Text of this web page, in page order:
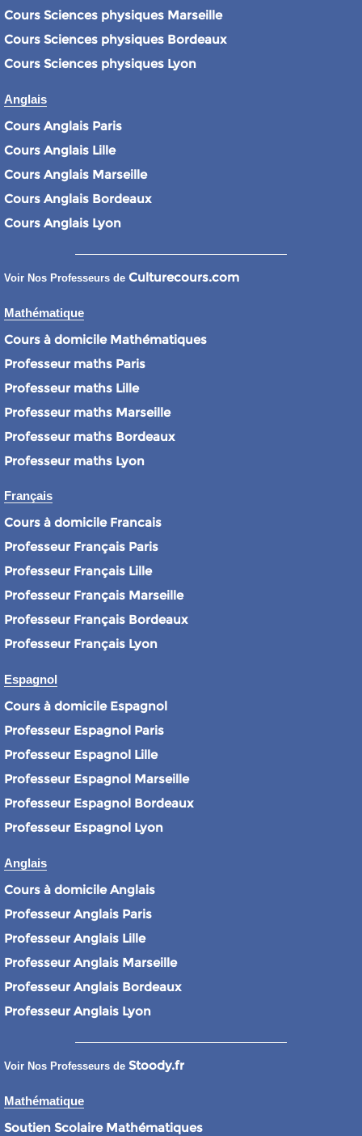
Cours Sciences physiques Marseille
Cours Sciences physiques Bordeaux
Cours Sciences physiques Lyon
Anglais
Cours Anglais Paris
Cours Anglais Lille
Cours Anglais Marseille
Cours Anglais Bordeaux
Cours Anglais Lyon
Voir Nos Professeurs de Culturecours.com
Mathématique
Cours à domicile Mathématiques
Professeur maths Paris
Professeur maths Lille
Professeur maths Marseille
Professeur maths Bordeaux
Professeur maths Lyon
Français
Cours à domicile Francais
Professeur Français Paris
Professeur Français Lille
Professeur Français Marseille
Professeur Français Bordeaux
Professeur Français Lyon
Espagnol
Cours à domicile Espagnol
Professeur Espagnol Paris
Professeur Espagnol Lille
Professeur Espagnol Marseille
Professeur Espagnol Bordeaux
Professeur Espagnol Lyon
Anglais
Cours à domicile Anglais
Professeur Anglais Paris
Professeur Anglais Lille
Professeur Anglais Marseille
Professeur Anglais Bordeaux
Professeur Anglais Lyon
Voir Nos Professeurs de Stoody.fr
Mathématique
Soutien Scolaire Mathématiques